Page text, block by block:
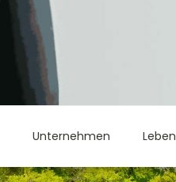
Unternehmen Leben